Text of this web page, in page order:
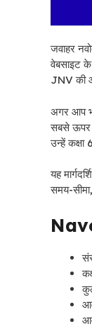
जवाहर
वेबसाइट
JNV की
अगर आप
सबसे ऊपर
उन्हें कक्षा
यह
समय-